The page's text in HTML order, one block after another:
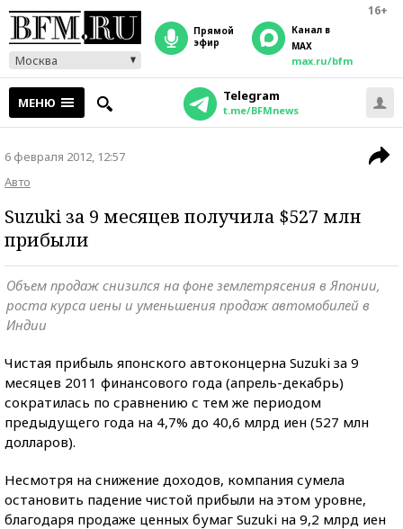
16+
Москва
прямой
эфир
Канал в
MAX
max.ru/bfm
МЕНЮ Telegram
t.me/BFMnews
6 февраля 2012, 12:57
Авто
Suzuki за 9 месяцев получила $527 млн
прибыли
Объем продаж снизился на фоне землетрясения в Японии,
роста курса иены и уменьшения продаж автомобилей в
Индии
Чистая прибыль японского автоконцерна Suzuki за 9
месяцев 2011 финансового года (апрель-декабрь)
сократилась по сравнению с тем же периодом
предыдущего года на 4,7% до 40,6 млрд иен (527 млн
долларов).
Несмотря на снижение доходов, компания сумела
остановить падение чистой прибыли на этом уровне,
благодаря продаже ценных бумаг Suzuki на 9,2 млрд иен